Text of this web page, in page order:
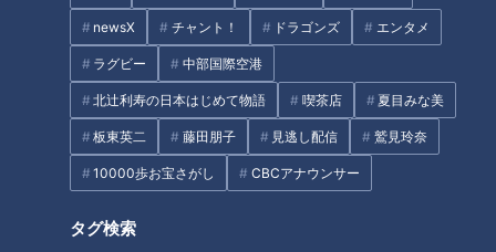
newsX チャント！ ドラゴンズ エンタメ
ラグビー 中部国際空港
北辻利寿の日本はじめて物語 喫茶店 夏目みな美
板東英二 藤田朋子 見逃し配信 鷲見玲奈
10000歩お宝さがし CBCアナウンサー
タグ検索
ぼうを入れてカラッと揚げる。油をきって塩少々をふる。
3 鍋にバター15gを熱して玉ねぎ、残りのごぼう、塩少々を
入れて、玉ねぎに透明感が出てしんなりとするまで炒める。
4 3に小麦粉を加えて炒め、粉っぽさがなくなったら分量の
水、洋風スープの素を加える。煮立ったらふたを少しずらして
のせ、弱めの中火でごぼうがやわらかくなるまで15分ほど煮